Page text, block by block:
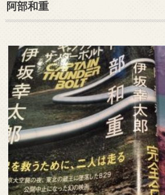
阿部和重